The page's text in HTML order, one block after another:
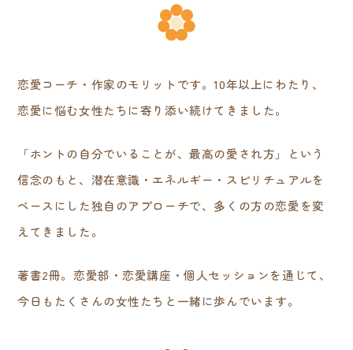
恋愛コーチ・作家のモリットです。10年以上にわたり、
恋愛に悩む女性たちに寄り添い続けてきました。
「ホントの自分でいることが、最高の愛され方」という
信念のもと、潜在意識・エネルギー・スピリチュアルを
ベースにした独自のアプローチで、多くの方の恋愛を変
えてきました。
著書2冊。恋愛部・恋愛講座・個人セッションを通じて、
今日もたくさんの女性たちと一緒に歩んでいます。